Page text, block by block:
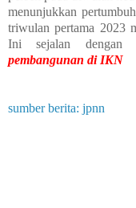
menunjukkan
triwulan pertama 2023
Ini sejalan dengan
pembangunan di IKN
sumber berita: jpnn